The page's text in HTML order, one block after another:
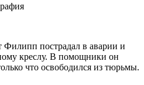
Филипп пострадал в аварии и
креслу. В помощники он
что освободился из тюрьмы.